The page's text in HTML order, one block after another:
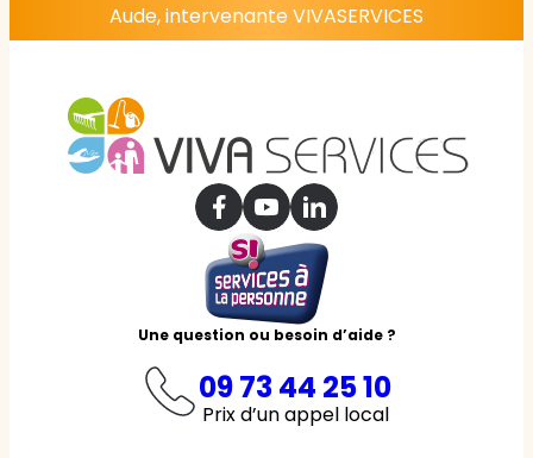
Aude, intervenante VIVASERVICES
Une question ou besoin d’aide ?
09 73 44 25 10
Prix d’un appel local